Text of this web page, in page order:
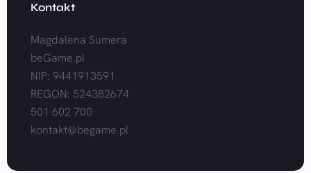
Kontakt
Magdalena Sumera
beGame.pl
NIP: 9441913591
REGON: 524382674
501 602 700
kontakt@begame.pl